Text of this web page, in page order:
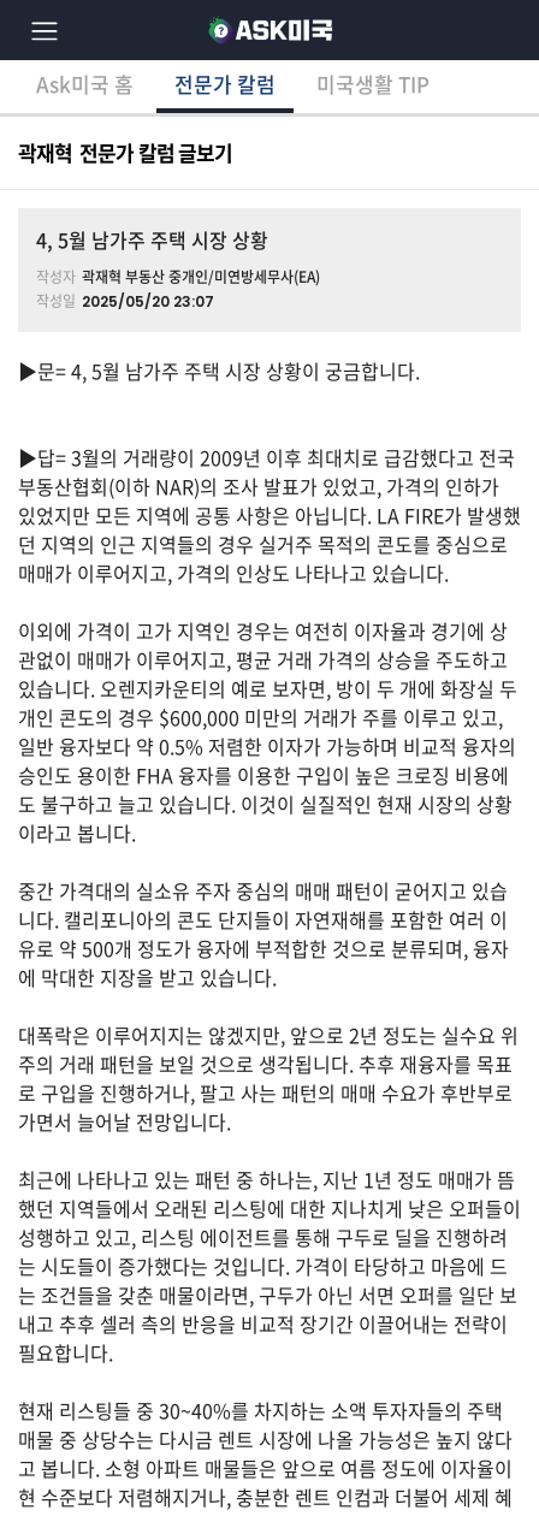
×
분
별
담
체
이
민/
비
자
법
률
주
택/
부
동
산
머
니/
재
크
유
교
육
건
강
여
행/
취
미/
일
Ask미국 홈 전문가 칼럼 미국생활 TIP
Ask미국 홈 전문가 칼럼 미국생활 TIP
곽재혁 전문가 칼럼 글보기
4, 5월 남가주 주택 시장 상황
작성자 곽재혁 부동산 중개인/미연방세무사(EA)
작성일 2025/05/20 23:07
▶문= 4, 5월 남가주 주택 시장 상황이 궁금합니다.
▶답= 3월의 거래량이 2009년 이후 최대치로 급감했다고 전국
부동산협회(이하 NAR)의 조사 발표가 있었고, 가격의 인하가
있었지만 모든 지역에 공통 사항은 아닙니다. LA FIRE가 발생했
던 지역의 인근 지역들의 경우 실거주 목적의 콘도를 중심으로
매매가 이루어지고, 가격의 인상도 나타나고 있습니다.
이외에 가격이 고가 지역인 경우는 여전히 이자율과 경기에 상
관없이 매매가 이루어지고, 평균 거래 가격의 상승을 주도하고
있습니다. 오렌지카운티의 예로 보자면, 방이 두 개에 화장실 두
개인 콘도의 경우 $600,000 미만의 거래가 주를 이루고 있고,
일반 융자보다 약 0.5% 저렴한 이자가 가능하며 비교적 융자의
승인도 용이한 FHA 융자를 이용한 구입이 높은 크로징 비용에
도 불구하고 늘고 있습니다. 이것이 실질적인 현재 시장의 상황
이라고 봅니다.
중간 가격대의 실소유 주자 중심의 매매 패턴이 굳어지고 있습
니다. 캘리포니아의 콘도 단지들이 자연재해를 포함한 여러 이
유로 약 500개 정도가 융자에 부적합한 것으로 분류되며, 융자
에 막대한 지장을 받고 있습니다.
대폭락은 이루어지지는 않겠지만, 앞으로 2년 정도는 실수요 위
주의 거래 패턴을 보일 것으로 생각됩니다. 추후 재융자를 목표
로 구입을 진행하거나, 팔고 사는 패턴의 매매 수요가 후반부로
가면서 늘어날 전망입니다.
최근에 나타나고 있는 패턴 중 하나는, 지난 1년 정도 매매가 뜸
했던 지역들에서 오래된 리스팅에 대한 지나치게 낮은 오퍼들이
성행하고 있고, 리스팅 에이전트를 통해 구두로 딜을 진행하려
는 시도들이 증가했다는 것입니다. 가격이 타당하고 마음에 드
는 조건들을 갖춘 매물이라면, 구두가 아닌 서면 오퍼를 일단 보
내고 추후 셀러 측의 반응을 비교적 장기간 이끌어내는 전략이
필요합니다.
현재 리스팅들 중 30~40%를 차지하는 소액 투자자들의 주택
매물 중 상당수는 다시금 렌트 시장에 나올 가능성은 높지 않다
고 봅니다. 소형 아파트 매물들은 앞으로 여름 정도에 이자율이
현 수준보다 저렴해지거나, 충분한 렌트 인컴과 더불어 세제 혜